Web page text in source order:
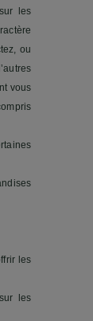
les
ou
vous
les
les